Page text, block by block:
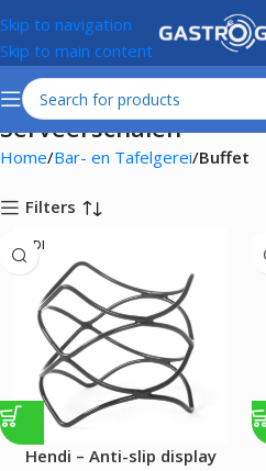
Skip to navigation
Skip to main content
Serveerschalen
Home Bar- en Tafelgerei Buffet
Filters
HENDI
Hendi – Anti-slip display